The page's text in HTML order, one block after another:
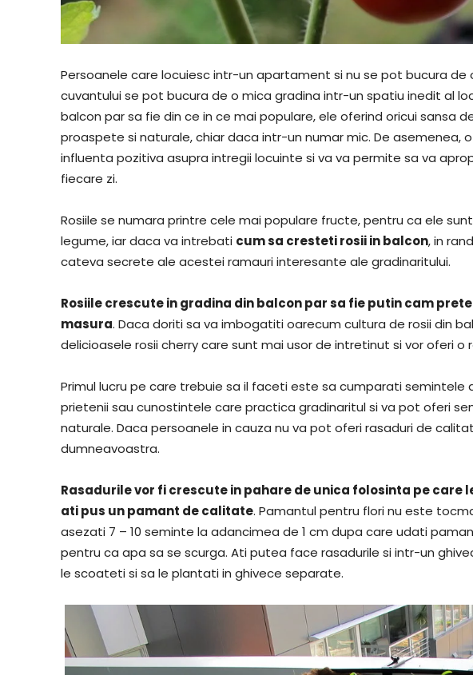
Persoanele care locuiesc intr-un apartament si nu se pot bucura de
cuvantului se pot bucura de o mica gradina intr-un spatiu inedit al
balcon par sa fie din ce in ce mai populare, ele oferind oricui sansa
proaspete si naturale, chiar daca intr-un numar mic. De asemenea,
influenta pozitiva asupra intregii locuinte si va va permite sa va
fiecare zi.
Rosiile se numara printre cele mai populare fructe, pentru ca ele
legume, iar daca va intrebati cum sa cresteti rosii in balcon, in
cateva secrete ale acestei ramauri interesante ale gradinaritului.
Rosiile crescute in gradina din balcon par sa fie putin cam
masura. Daca doriti sa va imbogatiti oarecum cultura de rosii din
delicioasele rosii cherry care sunt mai usor de intretinut si vor oferi
Primul lucru pe care trebuie sa il faceti este sa cumparati semintele
prietenii sau cunostintele care practica gradinaritul si va pot oferi
naturale. Daca persoanele in cauza nu va pot oferi rasaduri de
dumneavoastra.
Rasadurile vor fi crescute in pahare de unica folosinta pe care
ati pus un pamant de calitate. Pamantul pentru flori nu este
asezati 7 – 10 seminte la adancimea de 1 cm dupa care udati
pentru ca apa sa se scurga. Ati putea face rasadurile si intr-un
le scoateti si sa le plantati in ghivece separate.